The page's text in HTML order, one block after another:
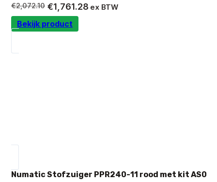
€2,072.10
Oorspronkelijke
prijs
was:
€1,761.28
Huidige
prijs
is:
ex BTW
Bekijk product
Numatic Stofzuiger PPR240-11 rood met kit AS0